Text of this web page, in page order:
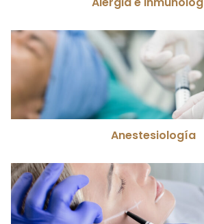
Anestesiología